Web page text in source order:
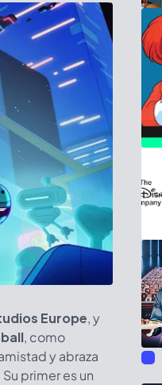
Europe, y
, como
y abraza
primer es un